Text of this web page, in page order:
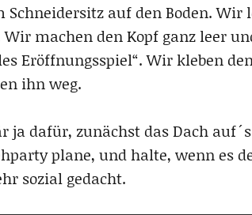
Schneidersitz auf den Boden.
machen den Kopf ganz leer
Eröffnungsspiel“. Wir kleben
ihn weg.
ja dafür, zunächst das Dach
plane, und halte, wenn es
sozial gedacht.